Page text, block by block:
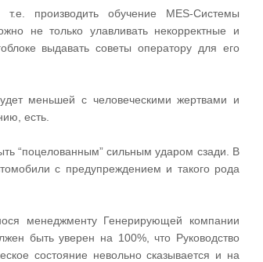
производить обучение MES-Системы
не только улавливать некорректные и
выдавать советы оператору для его
меньшей с человеческими жертвами и
есть.
“поцелованным” сильным ударом сзади. В
с предупреждением и такого рода
менеджменту Генерирующей компании
быть уверен на 100%, что Руководство
состояние невольно сказывается и на